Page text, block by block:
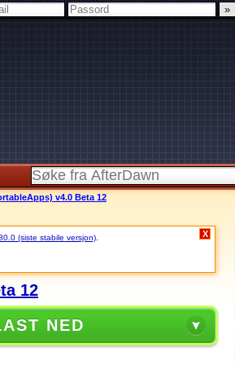
v4.0 Beta 12
(siste stabile versjon) X
12
NED